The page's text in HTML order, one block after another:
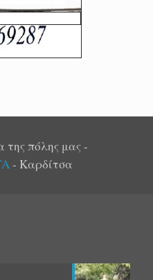
της πόλης μας -
- Καρδίτσα